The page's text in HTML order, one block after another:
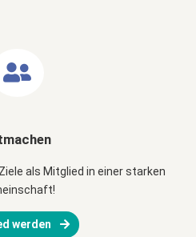
als Mitglied in einer starken
werden